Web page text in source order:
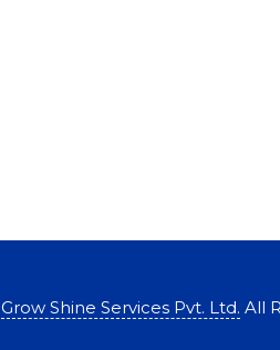
Grow Shine Services Pvt. Ltd. All